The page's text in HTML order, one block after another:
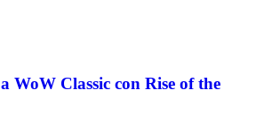
WoW Classic con Rise of the